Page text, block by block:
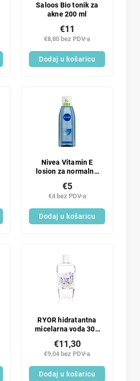
Saloos Bio tonik za
akne 200 ml
€8,80 bez PDV-a
€11
Dodaj u košaricu
Nivea Vitamin E
losion za normalnu
€4 bez PDV-a
€5
Dodaj u košaricu
RYOR hidratantna
micelarna voda 300
€9,04 bez PDV-a
€11,30
Dodaj u košaricu